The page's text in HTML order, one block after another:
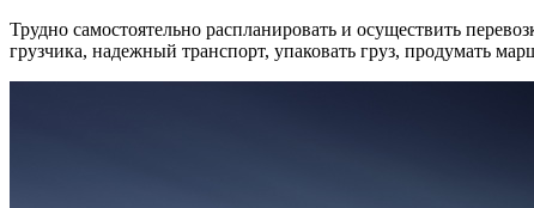
Трудно самостоятельно распланировать и осуществить
грузчика, надежный транспорт, упаковать груз, продумать